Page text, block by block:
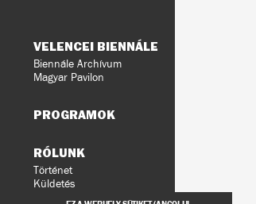
VELENCEI BIENNÁLE
Biennále Archívum
Magyar Pavilon
PROGRAMOK
RÓLUNK
Történet
Küldetés
Ludwig Múzeumok a